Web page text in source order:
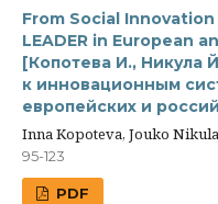
From Social
LEADER in European
[Копотева И., Никула
к инновационным
европейских и
Inna Kopoteva, Jouko Nikula
95-123
PDF